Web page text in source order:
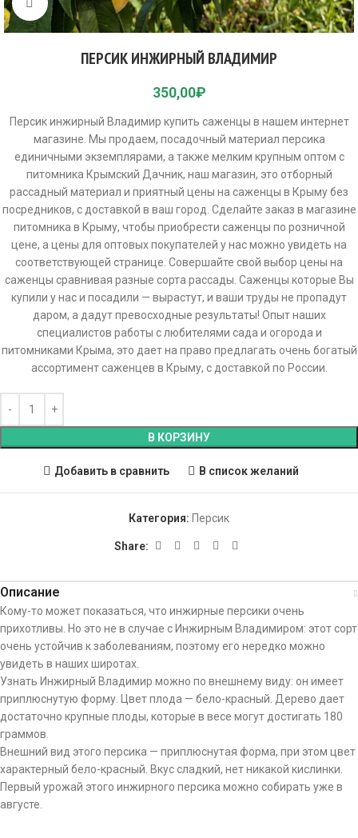
Click to enlarge
ПЕРСИК ИНЖИРНЫЙ ВЛАДИМИР
350,00₽
Персик инжирный Владимир купить саженцы в нашем интернет
магазине. Мы продаем, посадочный материал персика
единичными экземплярами, а также мелким крупным оптом с
питомника Крымский Дачник, наш магазин, это отборный
рассадный материал и приятный цены на саженцы в Крыму без
посредников, с доставкой в ваш город. Сделайте заказ в магазине
питомника в Крыму, чтобы приобрести саженцы по розничной
цене, а цены для оптовых покупателей у нас можно увидеть на
соответствующей странице. Совершайте свой выбор цены на
саженцы сравнивая разные сорта рассады. Саженцы которые Вы
купили у нас и посадили — вырастут, и ваши труды не пропадут
даром, а дадут превосходные результаты! Опыт наших
специалистов работы с любителями сада и огорода и
питомниками Крыма, это дает на право предлагать очень богатый
ассортимент саженцев в Крыму, с доставкой по России.
В КОРЗИНУ
Добавить в сравнить В список желаний
Категория: Персик
Share:
Описание
Кому-то может показаться, что инжирные персики очень
прихотливы. Но это не в случае с Инжирным Владимиром: этот сорт
очень устойчив к заболеваниям, поэтому его нередко можно
увидеть в наших широтах.
Узнать Инжирный Владимир можно по внешнему виду: он имеет
приплюснутую форму. Цвет плода — бело-красный. Дерево дает
достаточно крупные плоды, которые в весе могут достигать 180
граммов.
Внешний вид этого персика — приплюснутая форма, при этом цвет
характерный бело-красный. Вкус сладкий, нет никакой кислинки.
Первый урожай этого инжирного персика можно собирать уже в
августе.